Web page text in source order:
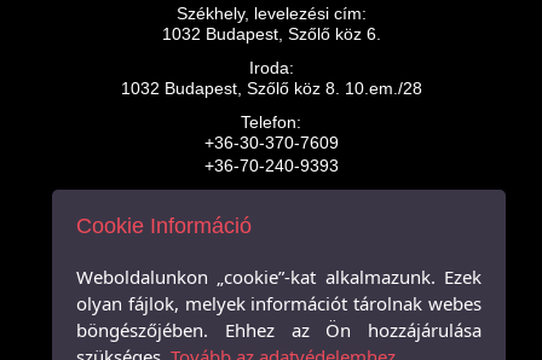
Székhely, levelezési cím:
1032 Budapest, Szőlő köz 6.
Iroda:
1032 Budapest, Szőlő köz 8. 10.em./28
Telefon:
+36-30-370-7609
+36-70-240-9393
info@wolfplan.eu
Cookie Információ
Weboldalunkon „cookie”-kat alkalmazunk. Ezek
olyan fájlok, melyek információt tárolnak webes
böngészőjében. Ehhez az Ön hozzájárulása